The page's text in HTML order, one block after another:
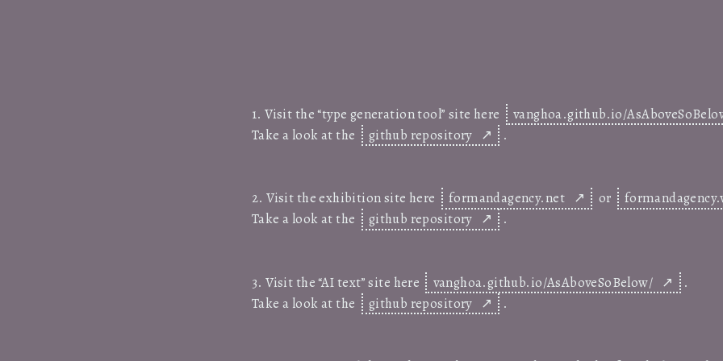
1. Visit the “type generation tool” site here
vanghoa.github.io/
Take a look at the
github repository .
2. Visit the exhibition site here formandagency.net or
Take a look at the
github repository .
3. Visit the “AI text” site here vanghoa.github.io/AsAboveSoBelow/
.
Take a look at the
github repository .